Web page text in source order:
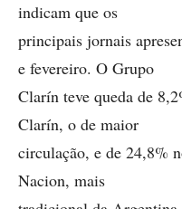
indicam que os
principais jornais
e fevereiro. O Grupo
Clarín teve queda de
Clarín, o de maior
circulação, e de 24,8%
Nacion, mais